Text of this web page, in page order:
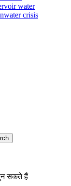
water
water crisis
सकते हैं